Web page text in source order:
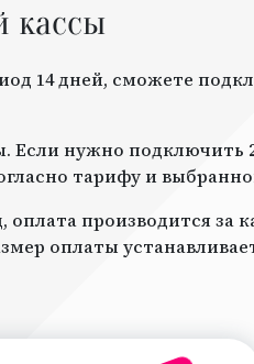
кассы
14 дней, сможете
Если нужно подключить
тарифу и
оплата производится за
оплаты